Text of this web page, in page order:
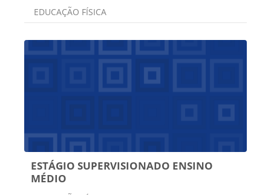
Categoria do curso
EDUCAÇÃO FÍSICA
ESTÁGIO SUPERVISIONADO ENSINO
MÉDIO